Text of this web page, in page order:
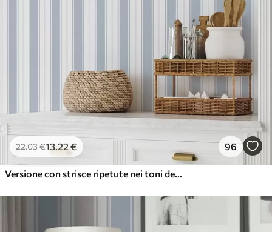
22.03€13.22€ 96
Versione con strisce ripetute nei toni del grigio-blu